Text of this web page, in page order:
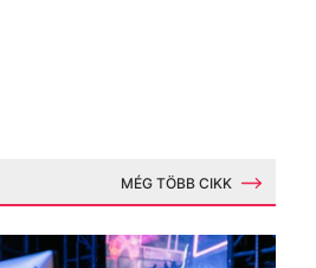
MÉG TÖBB CIKK